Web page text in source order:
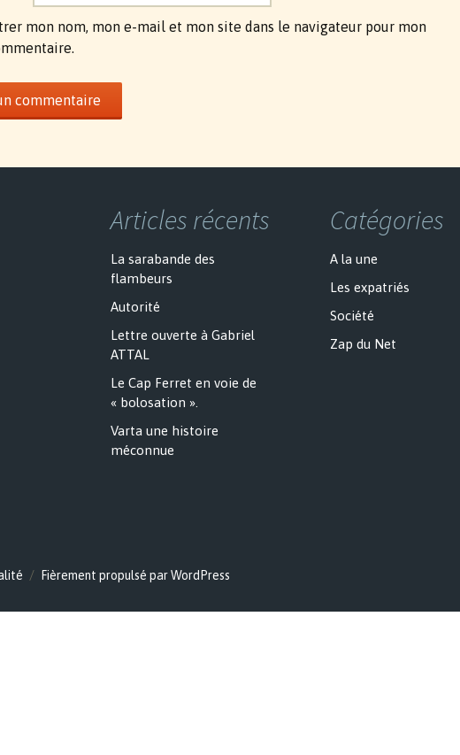
mon nom, mon e-mail et mon site dans le navigateur pour mon
Articles récents
La sarabande des
flambeurs
Autorité
Lettre ouverte à Gabriel
ATTAL
Le Cap Ferret en voie de
« bolosation ».
Varta une histoire
méconnue
Catégories
A la une
Les expatriés
Société
Zap du Net
Fièrement propulsé par WordPress